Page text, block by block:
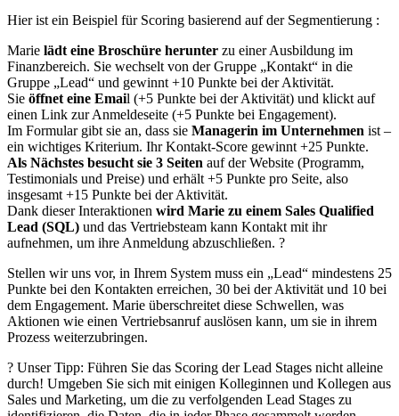
Hier ist ein Beispiel für Scoring basierend auf der Segmentierung :
Marie lädt eine Broschüre herunter zu einer Ausbildung im
Finanzbereich. Sie wechselt von der Gruppe „Kontakt“ in die
Gruppe „Lead“ und gewinnt +10 Punkte bei der Aktivität.
Sie öffnet eine Email (+5 Punkte bei der Aktivität) und klickt auf
einen Link zur Anmeldeseite (+5 Punkte bei Engagement).
Im Formular gibt sie an, dass sie Managerin im Unternehmen ist –
ein wichtiges Kriterium. Ihr Kontakt-Score gewinnt +25 Punkte.
Als Nächstes besucht sie 3 Seiten auf der Website (Programm,
Testimonials und Preise) und erhält +5 Punkte pro Seite, also
insgesamt +15 Punkte bei der Aktivität.
Dank dieser Interaktionen wird Marie zu einem Sales Qualified
Lead (SQL) und das Vertriebsteam kann Kontakt mit ihr
aufnehmen, um ihre Anmeldung abzuschließen. ?
Stellen wir uns vor, in Ihrem System muss ein „Lead“ mindestens 25
Punkte bei den Kontakten erreichen, 30 bei der Aktivität und 10 bei
dem Engagement. Marie überschreitet diese Schwellen, was
Aktionen wie einen Vertriebsanruf auslösen kann, um sie in ihrem
Prozess weiterzubringen.
? Unser Tipp: Führen Sie das Scoring der Lead Stages nicht alleine
durch! Umgeben Sie sich mit einigen Kolleginnen und Kollegen aus
Sales und Marketing, um die zu verfolgenden Lead Stages zu